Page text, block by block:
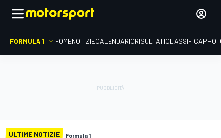
FORMULA 1 HOMENOTIZIECALENDARIORISULTATICLASSIFICA
ULTIME NOTIZIE Formula 1